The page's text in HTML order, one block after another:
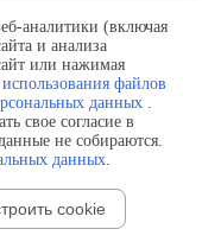
аналитики (включая
и анализа
или нажимая
файлов
данных .
свое согласие в
не собираются.
данных.
cookie